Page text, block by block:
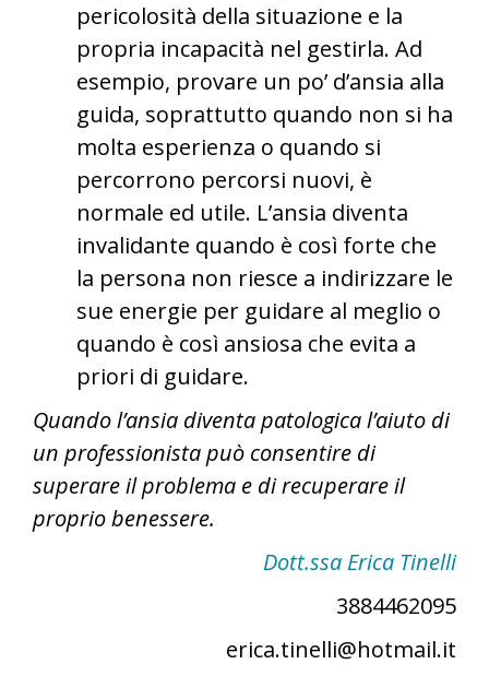
pericolosità della situazione e la
propria incapacità nel gestirla. Ad
esempio, provare un po’ d’ansia alla
guida, soprattutto quando non si ha
molta esperienza o quando si
percorrono percorsi nuovi, è
normale ed utile. L’ansia diventa
invalidante quando è così forte che
la persona non riesce a indirizzare le
sue energie per guidare al meglio o
quando è così ansiosa che evita a
priori di guidare.
Quando l’ansia diventa patologica l’aiuto di
un professionista può consentire di
superare il problema e di recuperare il
proprio benessere.
Dott.ssa Erica Tinelli
3884462095
erica.tinelli@hotmail.it